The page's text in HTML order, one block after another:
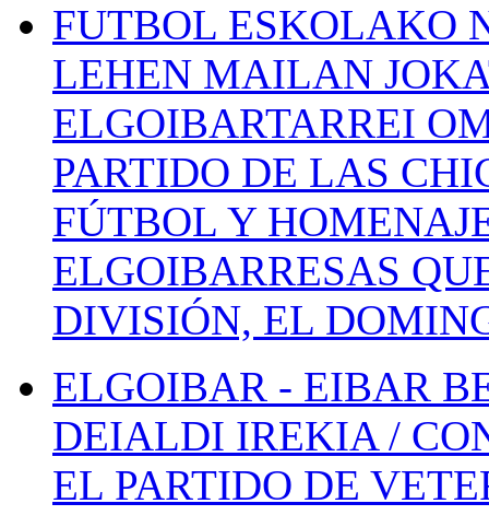
FUTBOL ESKOLAKO
LEHEN MAILAN
ELGOIBARTARREI
PARTIDO DE LAS
FÚTBOL Y
ELGOIBARRESAS
DIVISIÓN, EL
ELGOIBAR - EIBAR
DEIALDI IREKIA /
EL PARTIDO DE